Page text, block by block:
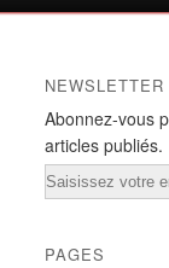
NEWSLETTER
Abonnez-vous
articles publiés.
Email
PAGES